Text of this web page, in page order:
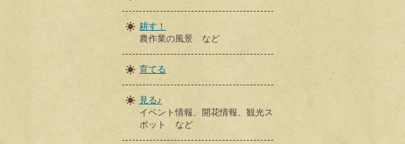
耕す！
農作業の風景 など
育てる
見る♪
イベント情報、開花情報、観光ス
ポット など